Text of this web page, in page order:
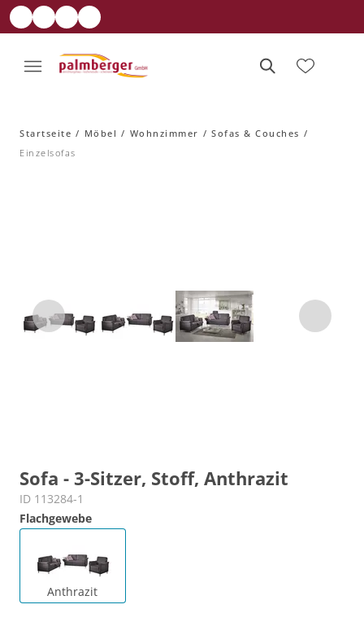
Startseite Möbel Wohnzimmer
Sofas & Couches
Einzelsofas
Sofa - 3-Sitzer, Stoff, Anthrazit
ID 113284-1
Flachgewebe
Anthrazit